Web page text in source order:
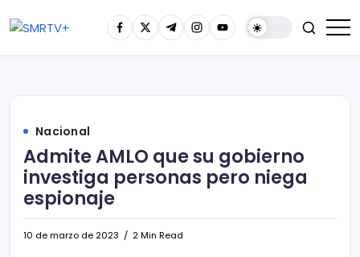
Nacional
Admite AMLO que su gobierno
investiga personas pero niega
espionaje
10 de marzo de 2023 2 Min Read